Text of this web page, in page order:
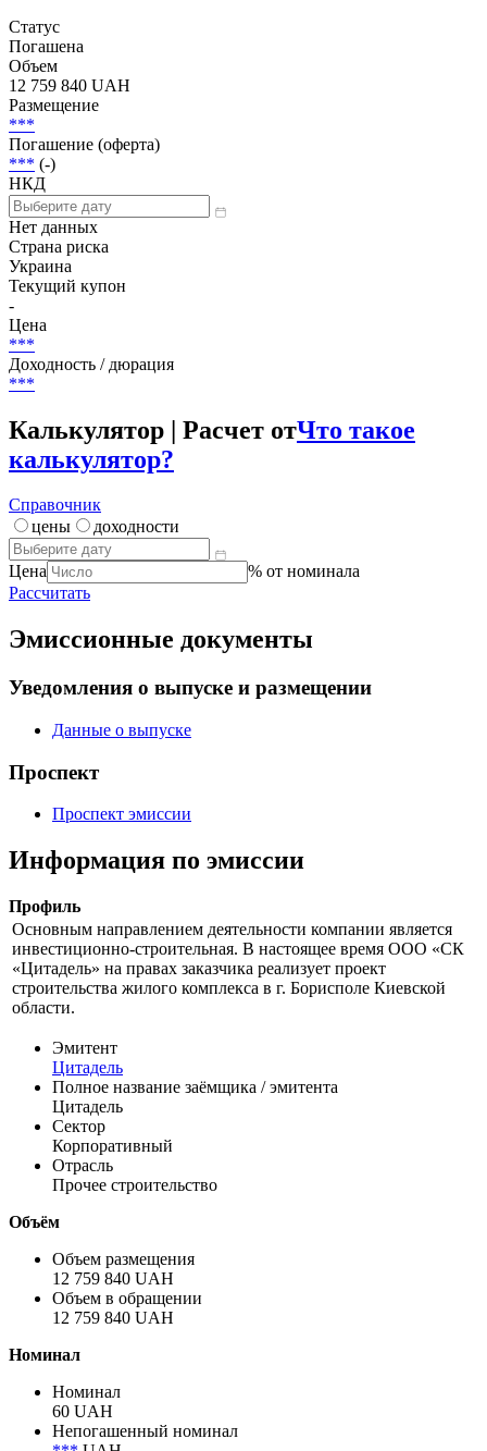
Статус
Погашена
Объем
12 759 840 UAH
Размещение
***
Погашение (оферта)
*** (-)
НКД
Нет данных
Страна риска
Украина
Текущий купон
-
Цена
***
Доходность / дюрация
***
Калькулятор | Расчет отЧто такое
калькулятор?
Справочник
цены
доходности
Цена
% от номинала
Рассчитать
Эмиссионные документы
Уведомления о выпуске и размещении
Данные о выпуске
Проспект
Проспект эмиссии
Информация по эмиссии
Профиль
Основным направлением деятельности компании является
инвестиционно-строительная. В настоящее время ООО «СК
«Цитадель» на правах заказчика реализует проект
строительства жилого комплекса в г. Борисполе Киевской
области.
Эмитент
Цитадель
Полное название заёмщика / эмитента
Цитадель
Сектор
Корпоративный
Отрасль
Прочее строительство
Объём
Объем размещения
12 759 840 UAH
Объем в обращении
12 759 840 UAH
Номинал
Номинал
60 UAH
Непогашенный номинал